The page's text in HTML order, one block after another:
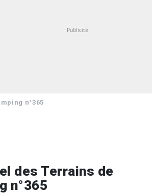
n°365
des Terrains de
n°365